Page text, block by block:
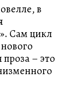
в
Сам цикл
– это